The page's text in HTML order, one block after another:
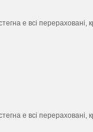
e всi перерахованi,
e всi перерахованi,